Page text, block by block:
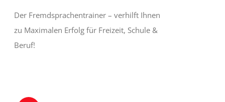
Der Fremdsprachentrainer – verhilft Ihnen
zu Maximalen Erfolg für Freizeit, Schule &
Beruf!